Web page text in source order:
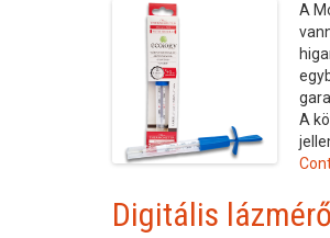
A
A
Digitális